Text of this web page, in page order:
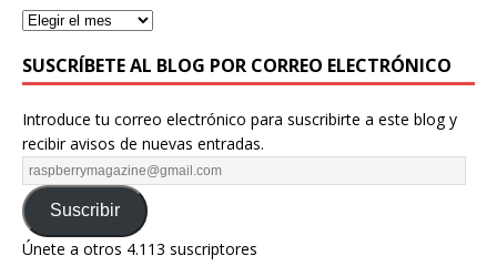
SUSCRÍBETE AL BLOG POR CORREO ELECTRÓNICO
Introduce tu correo electrónico para suscribirte a este blog y
recibir avisos de nuevas entradas.
Suscribir
Únete a otros 4.113 suscriptores